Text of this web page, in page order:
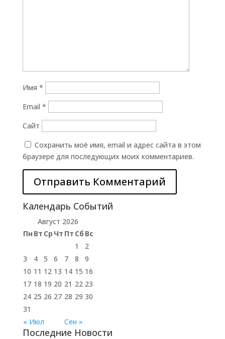
Имя *
Email *
Сайт
Сохранить моё имя, email и адрес сайта в этом
браузере для последующих моих комментариев.
Календарь Событий
Август 2026
Пн Вт Ср Чт Пт Сб Вс
« Июл Сен »
1
2
3
4 5 6 7 8
9
10 11 12 13 14 15 16
17 18 19 20 21 22 23
24 25 26 27 28 29 30
31
Последние Новости